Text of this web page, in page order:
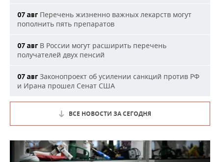
07 авг Перечень жизненно важных лекарств могут
пополнить пять препаратов
07 авг В России могут расширить перечень
получателей двух пенсий
07 авг Законопроект об усилении санкций против РФ
и Ирана прошел Сенат США
ВСЕ НОВОСТИ ЗА СЕГОДНЯ